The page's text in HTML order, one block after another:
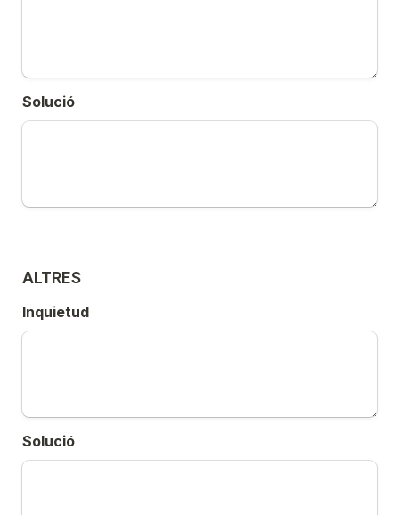
Solució
ALTRES
Inquietud
Solució